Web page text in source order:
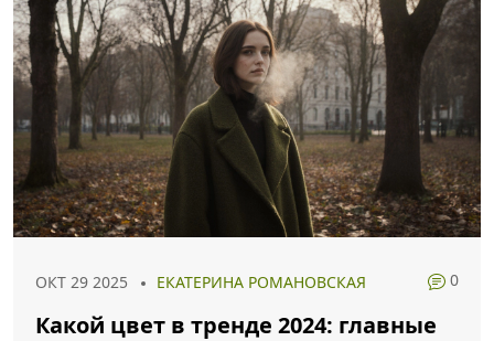
ОКТ 29 2025 ЕКАТЕРИНА РОМАНОВСКАЯ 0
Какой цвет в тренде 2024: главные